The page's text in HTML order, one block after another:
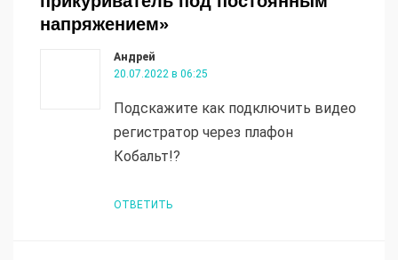
напряжением»
Андрей
20.07.2022 в 06:25
Подскажите как подключить видео
регистратор через плафон
Кобальт!?
ОТВЕТИТЬ